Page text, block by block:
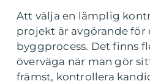
Att välja en lämplig
projekt är avgörande för
byggprocess. Det finns
överväga när man gör
främst, kontrollera